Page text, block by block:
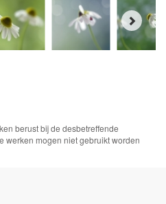
berust bij de desbetreffende
werken mogen niet gebruikt worden